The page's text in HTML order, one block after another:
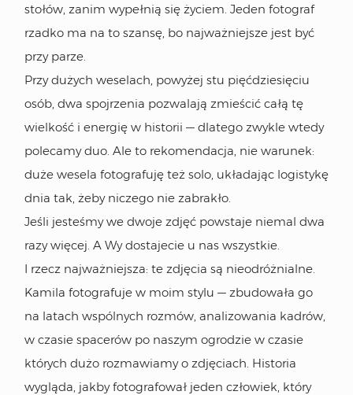
stołów, zanim wypełnią się życiem. Jeden fotograf
rzadko ma na to szansę, bo najważniejsze jest być
przy parze.
Przy dużych weselach, powyżej stu pięćdziesięciu
osób, dwa spojrzenia pozwalają zmieścić całą tę
wielkość i energię w historii — dlatego zwykle wtedy
polecamy duo. Ale to rekomendacja, nie warunek:
duże wesela fotografuję też solo, układając logistykę
dnia tak, żeby niczego nie zabrakło.
Jeśli jesteśmy we dwoje zdjęć powstaje niemal dwa
razy więcej. A Wy dostajecie u nas wszystkie.
I rzecz najważniejsza: te zdjęcia są nieodróżnialne.
Kamila fotografuje w moim stylu — zbudowała go
na latach wspólnych rozmów, analizowania kadrów,
w czasie spacerów po naszym ogrodzie w czasie
których dużo rozmawiamy o zdjęciach. Historia
wygląda, jakby fotografował jeden człowiek, który